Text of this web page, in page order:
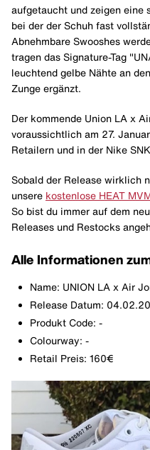
aufgetaucht und zeigen eine
bei der der Schuh fast
Abnehmbare Swooshes
tragen das Signature-Tag
leuchtend gelbe Nähte an
Zunge ergänzt.
Der kommende Union LA x
voraussichtlich am 27.
Retailern und in der Nike
Sobald der Release wirklich
unsere kostenlose HEAT
So bist du immer auf dem
Releases und Restocks
Alle Informationen
Name: UNION LA x Air
Release Datum:
Produkt Code: -
Colourway: -
Retail Preis: 160€